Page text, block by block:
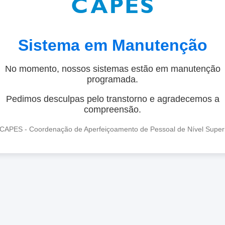
Sistema em Manutenção
No momento, nossos sistemas estão em manutenção
programada.
Pedimos desculpas pelo transtorno e agradecemos a
compreensão.
- Coordenação de Aperfeiçoamento de Pessoal de Nível